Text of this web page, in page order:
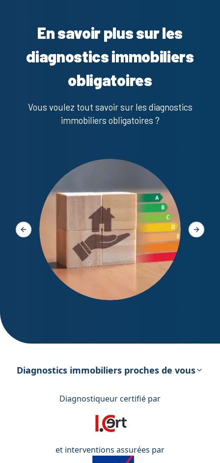
En savoir plus sur les
diagnostics immobiliers
obligatoires
Vous voulez tout savoir sur les diagnostics
immobiliers obligatoires ?
énergétique
Slide précédente Slide
Diagnostics immobiliers proches de vous
Diagnostiqueur certifié par
et interventions assurées par